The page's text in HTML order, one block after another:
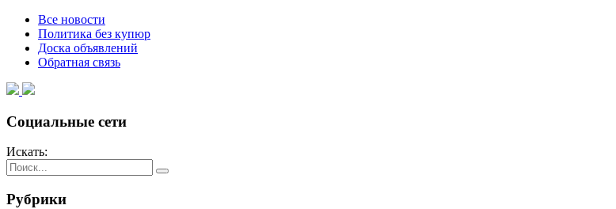
Все новости
Политика без купюр
Доска объявлений
Обратная связь
Социальные сети
Искать:
Рубрики